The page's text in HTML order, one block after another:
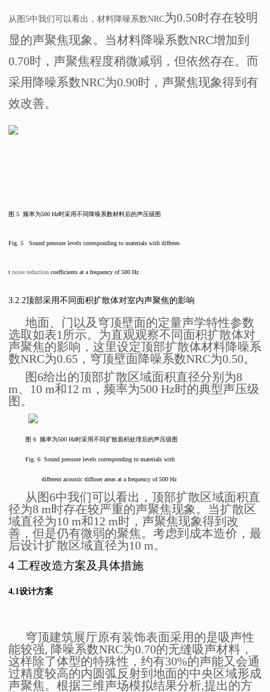
从图 5中我们可以看出，材料降噪系数NRC为0.50时存在较明
显的声聚焦现象。当材料降噪系数NRC增加到
0.70时，声聚焦程度稍微减弱，但依然存在。而
采用降噪系数NRC为0.90时，声聚焦现象得到有
效改善。
图 5 频率为500 Hz时采用不同降噪系数材料后的声压级图
Fig. 5 Sound pressure levels corresponding to materials with differen
tnoise reductioncoefficients at a frequency of 500 Hz
3.2.2顶部采用不同面积扩散体对室内声聚焦的影响
地面、门以及穹顶壁面的定量声学特性参数
选取如表1所示。 为直观观察不同面积扩散体对
声聚焦的影响， 这里设定顶部扩散体材料降噪系
数NRC为0.65，穹顶壁面降噪系数NRC为0.50。
图6给出的顶部扩散区域面积直径分别为8
m、10 m和12 m，频率为500 Hz时的典型声压级
图。
图 6 频率为500 Hz时采用不同扩散面积处理后的声压级图
Fig. 6 Sound pressure levels corresponding to materials with
different acoustic diffuser areas at a frequency of 500 Hz
从图6中我们可以看出，顶部扩散区域面积直
径为8 m时存在较严重的声聚焦现象。当扩散区
域直径为10 m和12 m时，声聚焦现象得到改
善，但是仍有微弱的聚焦。 考虑到成本造价，最
后设计扩散区域直径为10 m。
4 工程改造方案及具体措施
4.1设计方案
穹顶建筑展厅原有装饰表面采用的是吸声性
能较强, 降噪系数NRC为0.70的无缝吸声材料，
这样除了体型的特殊性，约有30%的声能又会通
过精度较高的内圆弧反射到地面的中央区域形成
声聚焦。根据三维声场模拟结果分析,提出的方